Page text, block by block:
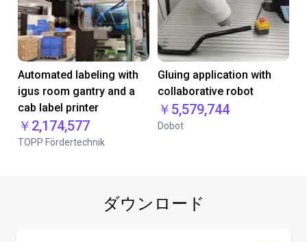
Automated labeling with
igus room gantry and a
cab label printer
￥2,174,577
TOPP Fördertechnik
Gluing application with
collaborative robot
￥5,579,744
Dobot
ダウンロード